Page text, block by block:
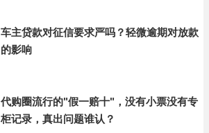
车主贷款对征信要求严吗？轻微逾期对放款
的影响
代购圈流行的"假一赔十"，没有小票没有专
柜记录，真出问题谁认？